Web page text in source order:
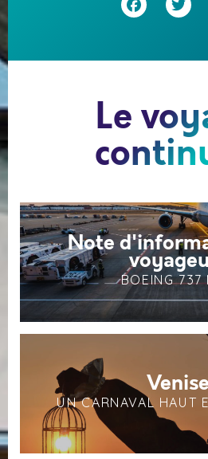
Le
Note
BOEING 737
Venise
UN CARNAVAL HAUT